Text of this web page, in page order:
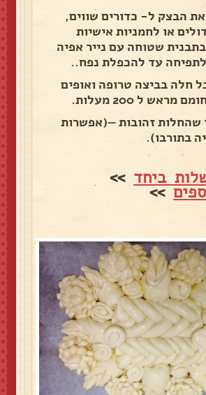
הבצק ל- כדורים שווים,
או לחמניות אישיות
שטוחה עם נייר אפיה
עד להכפלת נפח..
חלה בביצה טרופה ואופים
מראש ל 200 מעלות.
עד שהחלות זהובות —(אפשרות
בתורבו).
ביחד >>
>>